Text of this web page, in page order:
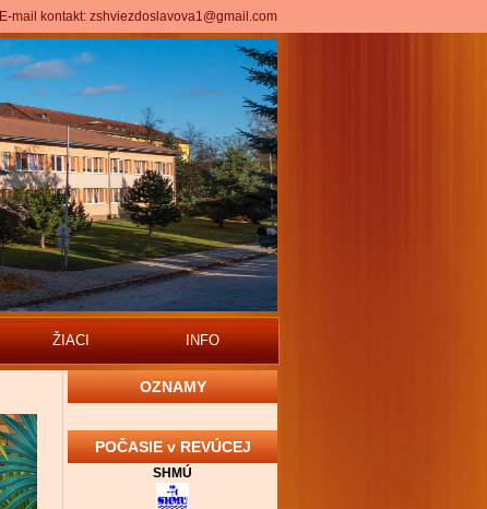
E-mail kontakt: zshviezdoslavova1@gmail.com
ŽIACI INFO
OZNAMY
POČASIE v REVÚCEJ
SHMÚ